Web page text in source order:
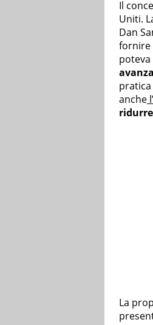
Il
Uniti.
Dan
fornire
anche
La